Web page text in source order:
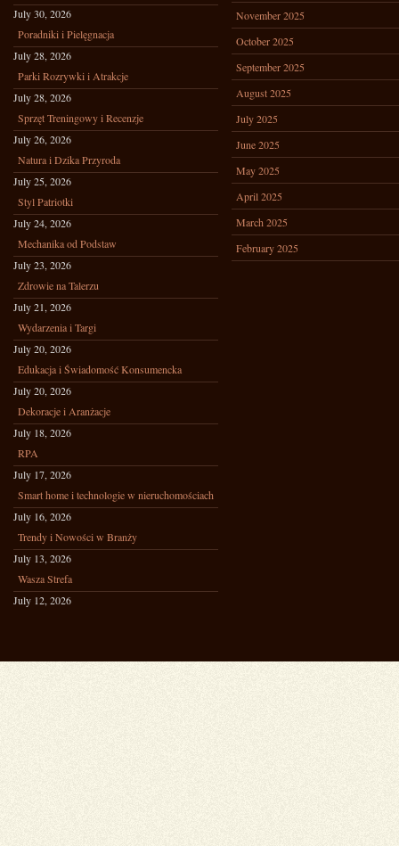
July 30, 2026
Poradniki i Pielęgnacja
July 28, 2026
Parki Rozrywki i Atrakcje
July 28, 2026
Sprzęt Treningowy i Recenzje
July 26, 2026
Natura i Dzika Przyroda
July 25, 2026
Styl Patriotki
July 24, 2026
Mechanika od Podstaw
July 23, 2026
Zdrowie na Talerzu
July 21, 2026
Wydarzenia i Targi
July 20, 2026
Edukacja i Świadomość Konsumencka
July 20, 2026
Dekoracje i Aranżacje
July 18, 2026
RPA
July 17, 2026
Smart home i technologie w nieruchomościach
July 16, 2026
Trendy i Nowości w Branży
July 13, 2026
Wasza Strefa
July 12, 2026
November 2025
October 2025
September 2025
August 2025
July 2025
June 2025
May 2025
April 2025
March 2025
February 2025